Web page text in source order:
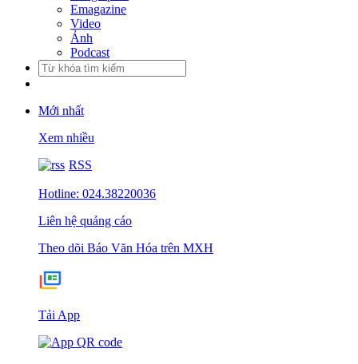
Emagazine
Video
Ảnh
Podcast
Mới nhất
Xem nhiều
RSS
Hotline: 024.38220036
Liên hệ quảng cáo
Theo dõi Báo Văn Hóa trên MXH
Tải App